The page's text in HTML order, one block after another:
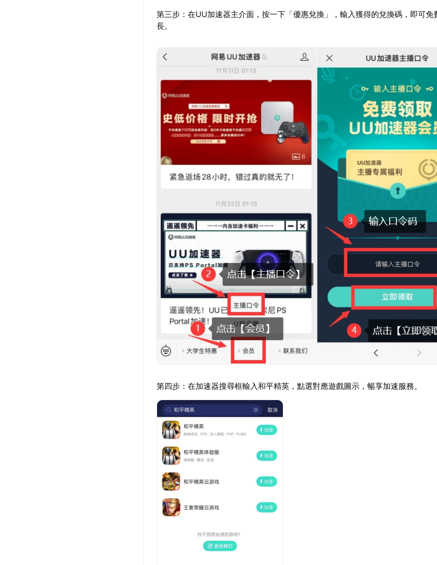
第三步：在UU加速器主介面，按一下「優惠兌換」，輸入獲得的兌換碼，即可免
長。
第四步：在加速器搜尋框輸入和平精英，點選對應遊戲圖示，暢享加速服務。